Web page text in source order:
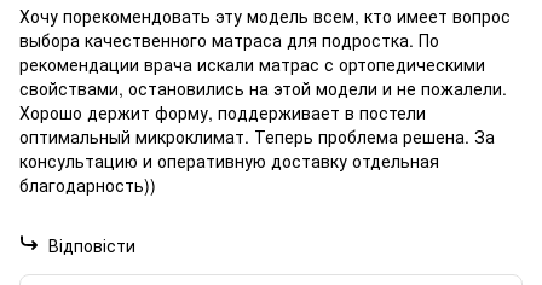
Хочу порекомендовать эту модель всем, кто имеет вопрос
выбора качественного матраса для подростка. По
рекомендации врача искали матрас с ортопедическими
свойствами, остановились на этой модели и не пожалели.
Хорошо держит форму, поддерживает в постели
оптимальный микроклимат. Теперь проблема решена. За
консультацию и оперативную доставку отдельная
благодарность))
Відповісти